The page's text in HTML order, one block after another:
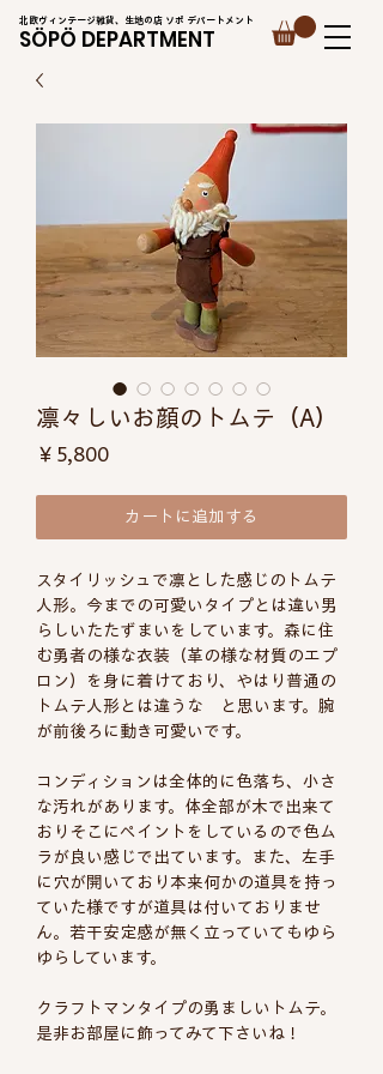
北欧ヴィンテージ雑貨、生地の店 ソポ デパートメント
SÖPÖ DEPARTMENT
凛々しいお顔のトムテ（A）
￥5,800価
カートに追加する
スタイリッシュで凛とした感じのトムテ
人形。今までの可愛いタイプとは違い男
らしいたたずまいをしています。森に住
む勇者の様な衣装（革の様な材質のエプ
ロン）を身に着けており、やはり普通の
トムテ人形とは違うな と思います。腕
が前後ろに動き可愛いです。
コンディションは全体的に色落ち、小さ
な汚れがあります。体全部が木で出来て
おりそこにペイントをしているので色ム
ラが良い感じで出ています。また、左手
に穴が開いており本来何かの道具を持っ
ていた様ですが道具は付いておりませ
ん。若干安定感が無く立っていてもゆら
ゆらしています。
クラフトマンタイプの勇ましいトムテ。
是非お部屋に飾ってみて下さいね！